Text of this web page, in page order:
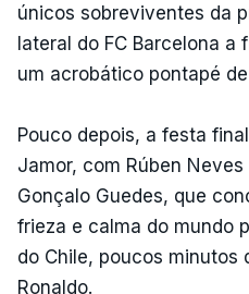
únicos sobreviventes da
lateral do FC Barcelona a
um acrobático pontapé
Pouco depois, a festa
Jamor, com Rúben
Gonçalo Guedes, que
frieza e calma do mundo
do Chile, poucos minutos
Ronaldo.